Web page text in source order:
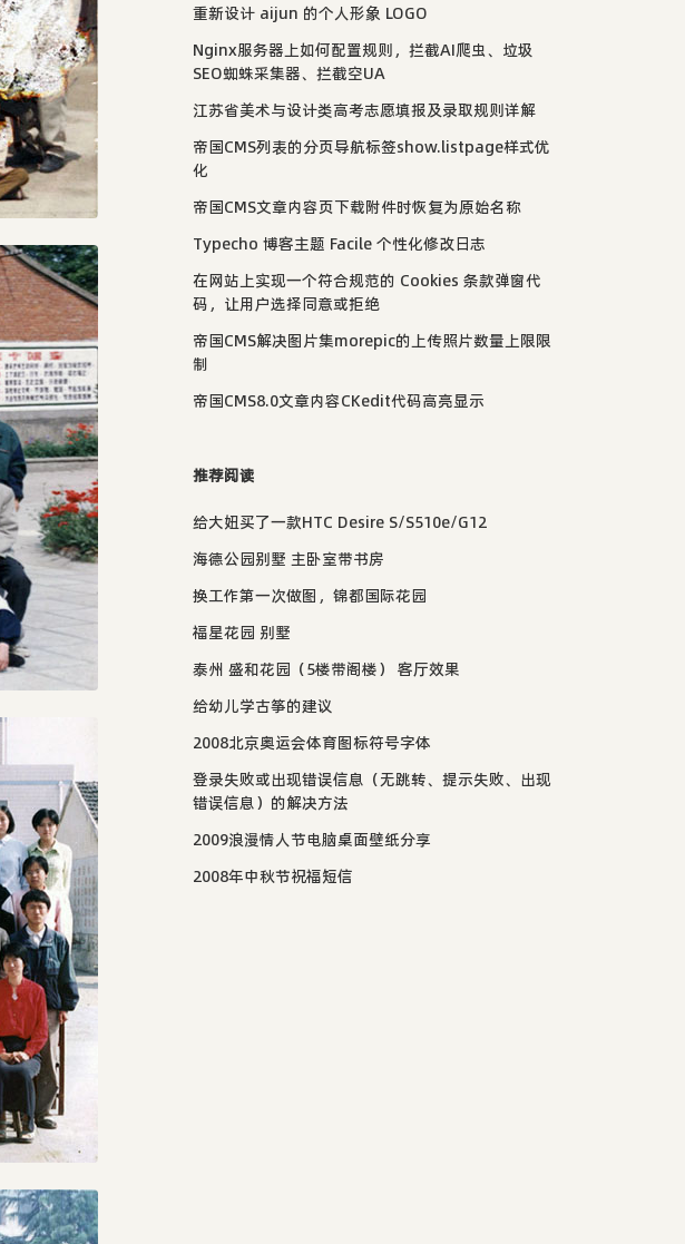
重新设计 aijun 的个人形象 LOGO
Nginx服务器上如何配置规则，拦截AI爬虫、垃圾
SEO蜘蛛采集器、拦截空UA
江苏省美术与设计类高考志愿填报及录取规则详解
帝国CMS列表的分页导航标签show.listpage样式优
化
帝国CMS文章内容页下载附件时恢复为原始名称
Typecho 博客主题 Facile 个性化修改日志
在网站上实现一个符合规范的 Cookies 条款弹窗代
码，让用户选择同意或拒绝
帝国CMS解决图片集morepic的上传照片数量上限限
制
帝国CMS8.0文章内容CKedit代码高亮显示
推荐阅读
给大妞买了一款HTC Desire S/S510e/G12
海德公园别墅 主卧室带书房
换工作第一次做图，锦都国际花园
福星花园 别墅
泰州 盛和花园（5楼带阁楼） 客厅效果
给幼儿学古筝的建议
2008北京奥运会体育图标符号字体
登录失败或出现错误信息（无跳转、提示失败、出现
错误信息）的解决方法
2009浪漫情人节电脑桌面壁纸分享
2008年中秋节祝福短信